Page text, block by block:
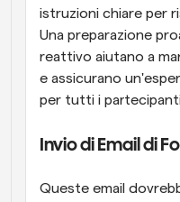
istruzioni chiare per
Una preparazione
reattivo aiutano a
e assicurano
per tutti i
Invio di Email di
Queste email